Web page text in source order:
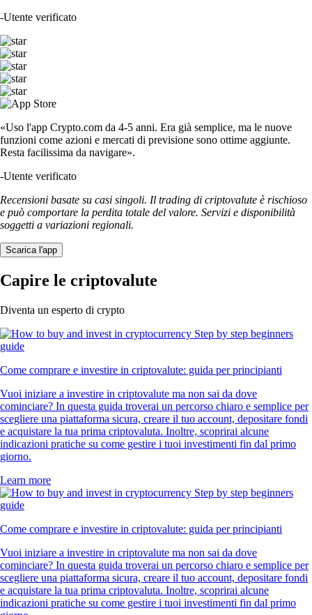
-Utente verificato
«Uso l'app Crypto.com da 4-5 anni. Era già semplice, ma le nuove
funzioni come azioni e mercati di previsione sono ottime aggiunte.
Resta facilissima da navigare».
-Utente verificato
Recensioni basate su casi singoli. Il trading di criptovalute è rischioso
e può comportare la perdita totale del valore. Servizi e disponibilità
soggetti a variazioni regionali.
Scarica l'app
Capire le criptovalute
Diventa un esperto di crypto
Come comprare e investire in criptovalute: guida per principianti
Vuoi iniziare a investire in criptovalute ma non sai da dove
cominciare? In questa guida troverai un percorso chiaro e semplice per
scegliere una piattaforma sicura, creare il tuo account, depositare fondi
e acquistare la tua prima criptovaluta. Inoltre, scoprirai alcune
indicazioni pratiche su come gestire i tuoi investimenti fin dal primo
giorno.
Learn more
Come comprare e investire in criptovalute: guida per principianti
Vuoi iniziare a investire in criptovalute ma non sai da dove
cominciare? In questa guida troverai un percorso chiaro e semplice per
scegliere una piattaforma sicura, creare il tuo account, depositare fondi
e acquistare la tua prima criptovaluta. Inoltre, scoprirai alcune
indicazioni pratiche su come gestire i tuoi investimenti fin dal primo